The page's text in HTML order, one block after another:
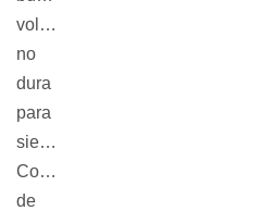
voluntad
no
dura
para
siempre.
Cortometraje
de